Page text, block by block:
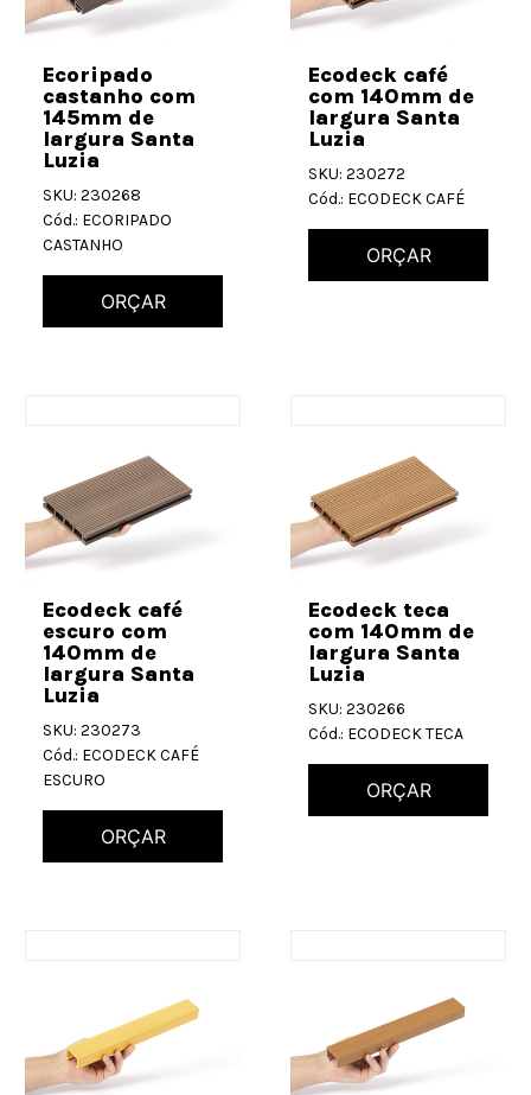
Ecoripado
castanho com
145mm de
largura Santa
Luzia
SKU: 230268
Cód.: ECORIPADO
CASTANHO
ORÇAR
Ecodeck café
com 140mm de
largura Santa
Luzia
SKU: 230272
Cód.: ECODECK CAFÉ
ORÇAR
Ecodeck café
escuro com
140mm de
largura Santa
Luzia
SKU: 230273
Cód.: ECODECK CAFÉ
ESCURO
ORÇAR
Ecodeck teca
com 140mm de
largura Santa
Luzia
SKU: 230266
Cód.: ECODECK TECA
ORÇAR